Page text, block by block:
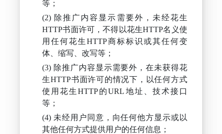
等；
除推广内容显示需要外，未经花生
HTTP书面许可，不得以花生HTTP名义使
用任何花生HTTP商标标识或其任何变
体、缩写、改写等；
除推广内容显示需要外，在未获得花
生HTTP书面许可的情况下，以任何方式
使用花生HTTP的URL地址、技术接口
等；
未经用户同意，向任何他方显示或以
其他任何方式提供用户的任何信息；